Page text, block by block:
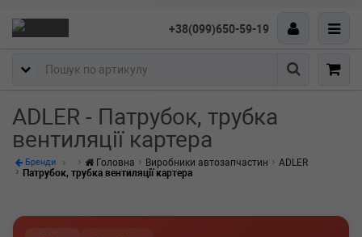
+38(099)650-59-19
Пошук
ADLER - Патрубок, трубка
вентиляції картера
Бренди Головна Виробники автозапчастин
ADLER
Патрубок, трубка вентиляції картера